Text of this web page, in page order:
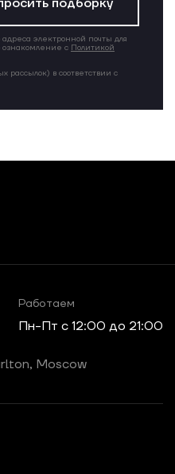
электронной почты для
с Политикой
в соответствии с
Работаем
Пн-Пт c 12:00 до 21:00
Moscow